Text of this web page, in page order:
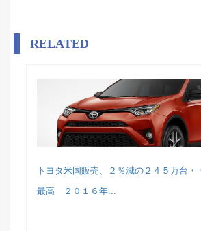
RELATED
トヨタ米国販売、２％減の２４５万台・
最高 ２０１６年...